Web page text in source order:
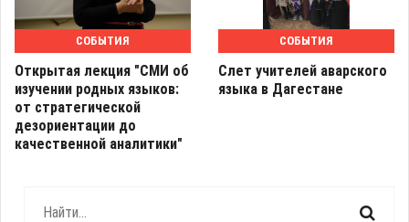
СОБЫТИЯ
Открытая лекция "СМИ об
изучении родных языков:
от стратегической
дезориентации до
качественной аналитики"
СОБЫТИЯ
Слет учителей аварского
языка в Дагестане